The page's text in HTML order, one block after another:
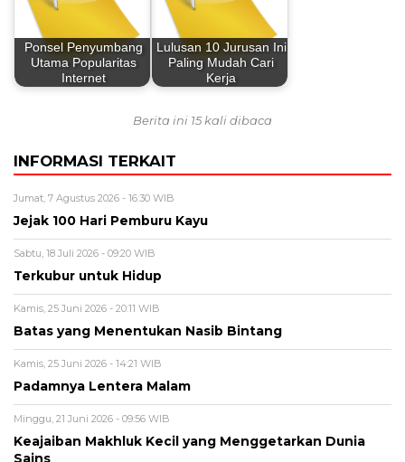
Ponsel Penyumbang
Utama Popularitas
Internet
Lulusan 10 Jurusan Ini
Paling Mudah Cari
Kerja
Berita ini 15 kali dibaca
INFORMASI TERKAIT
Jumat, 7 Agustus 2026 - 16:30 WIB
Jejak 100 Hari Pemburu Kayu
Sabtu, 18 Juli 2026 - 09:20 WIB
Terkubur untuk Hidup
Kamis, 25 Juni 2026 - 20:11 WIB
Batas yang Menentukan Nasib Bintang
Kamis, 25 Juni 2026 - 14:21 WIB
Padamnya Lentera Malam
Minggu, 21 Juni 2026 - 09:56 WIB
Keajaiban Makhluk Kecil yang Menggetarkan Dunia
Sains